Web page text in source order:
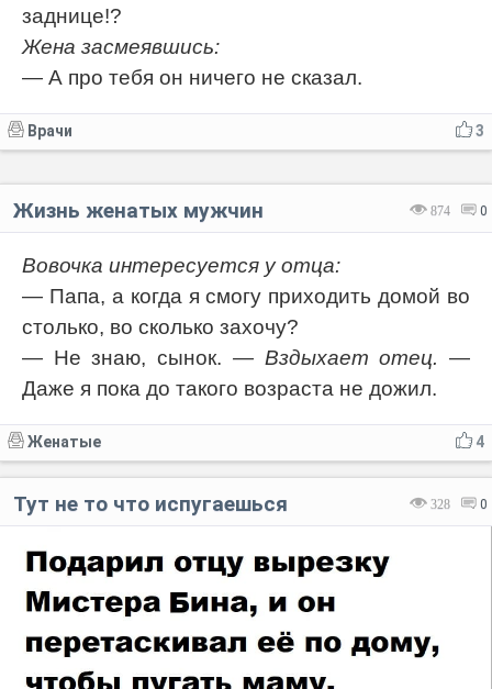
заднице!?
Жена засмеявшись:
— А про тебя он ничего не сказал.
3
Врачи
874 0
Жизнь женатых мужчин
Вовочка интересуется у отца:
— Папа, а когда я смогу приходить домой во
столько, во сколько захочу?
— Не знаю, сынок. — Вздыхает отец. —
Даже я пока до такого возраста не дожил.
4
Женатые
328 0
Тут не то что испугаешься